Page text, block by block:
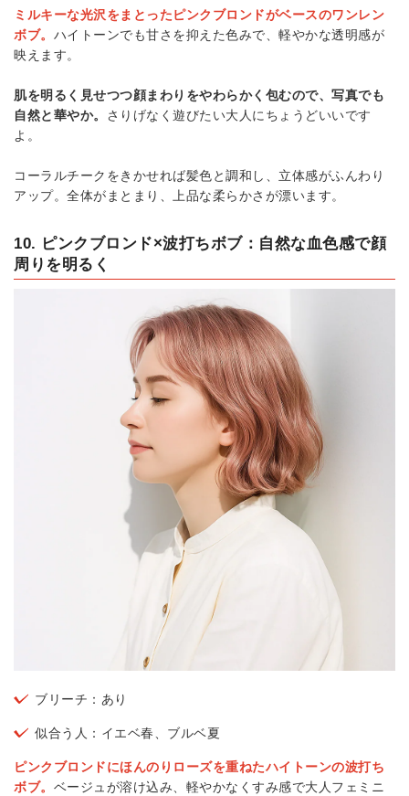
ミルキーな光沢をまとったピンクブロンドがベースのワンレン
ボブ。 ハイトーンでも甘さを抑えた色みで、軽やかな透明感が
映えます。
肌を明るく見せつつ顔まわりをやわらかく包むので、写真でも
自然と華やか。 さりげなく遊びたい大人にちょうどいいです
よ。
コーラルチークをきかせれば髪色と調和し、立体感がふんわり
アップ。全体がまとまり、上品な柔らかさが漂います。
10. ピンクブロンド×波打ちボブ：自然な血色感で顔
周りを明るく
ブリーチ：あり
似合う人：イエベ春、ブルベ夏
ピンクブロンドにほんのりローズを重ねたハイトーンの波打ち
ボブ。 ベージュが溶け込み、軽やかなくすみ感で大人フェミニ